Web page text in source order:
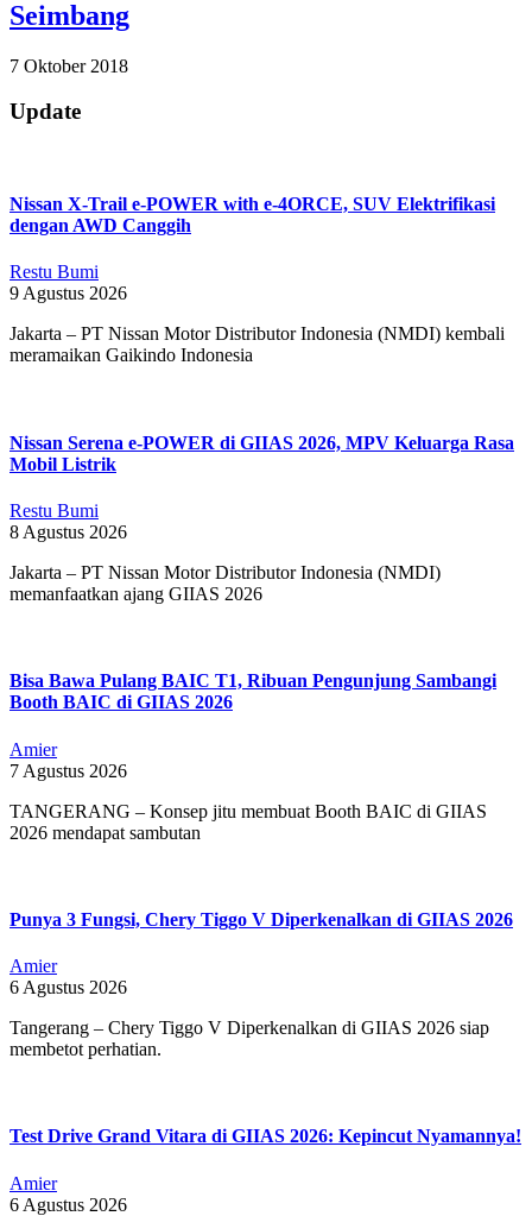
Seimbang
2018-
07
7 Oktober 2018
Update
Nissan X-Trail e-POWER with e-4ORCE, SUV Elektrifikasi
dengan AWD Canggih
Restu Bumi
9 Agustus 2026
Jakarta – PT Nissan Motor Distributor Indonesia (NMDI) kembali
meramaikan Gaikindo Indonesia
Nissan Serena e-POWER di GIIAS 2026, MPV Keluarga Rasa
Mobil Listrik
Restu Bumi
8 Agustus 2026
Jakarta – PT Nissan Motor Distributor Indonesia (NMDI)
memanfaatkan ajang GIIAS 2026
Bisa Bawa Pulang BAIC T1, Ribuan Pengunjung Sambangi
Booth BAIC di GIIAS 2026
Amier
7 Agustus 2026
TANGERANG – Konsep jitu membuat Booth BAIC di GIIAS
2026 mendapat sambutan
Punya 3 Fungsi, Chery Tiggo V Diperkenalkan di GIIAS 2026
Amier
6 Agustus 2026
Tangerang – Chery Tiggo V Diperkenalkan di GIIAS 2026 siap
membetot perhatian.
Test Drive Grand Vitara di GIIAS 2026: Kepincut Nyamannya!
Amier
6 Agustus 2026